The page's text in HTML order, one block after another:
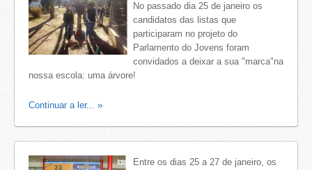
No passado dia 25 de janeiro os
candidatos das listas que
participaram no projeto do
Parlamento do Jovens foram
convidados a deixar a sua "marca"na
nossa escola: uma árvore!
Continuar a ler...
Entre os dias 25 a 27 de janeiro, os